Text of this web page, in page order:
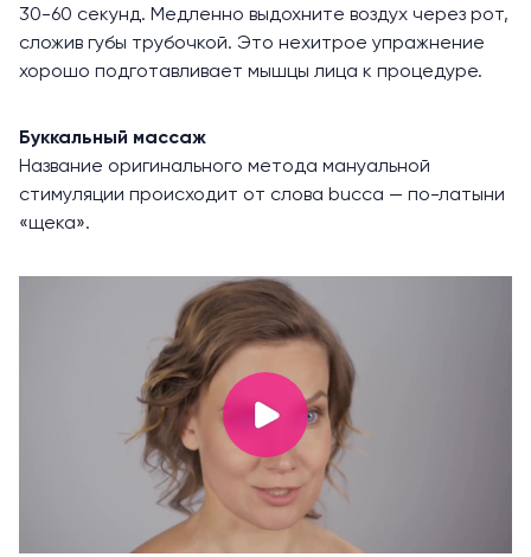
30-60 секунд. Медленно выдохните воздух через рот,
сложив губы трубочкой. Это нехитрое упражнение
хорошо подготавливает мышцы лица к процедуре.
Буккальный массаж
Название оригинального метода мануальной
стимуляции происходит от слова bucca — по-латыни
«щека».